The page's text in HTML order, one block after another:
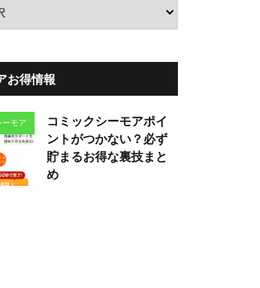
お得情報
ーモア
コミックシーモアポイ
ントがつかない？必ず
貯まるお得な裏技まと
め